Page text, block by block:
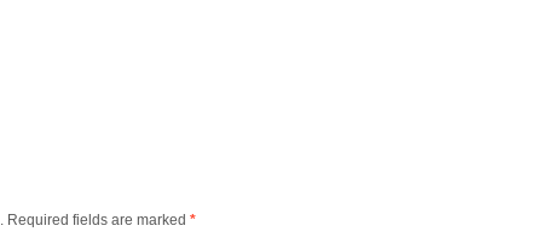
Required fields are marked *